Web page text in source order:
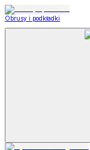
Obrusy i podkładki